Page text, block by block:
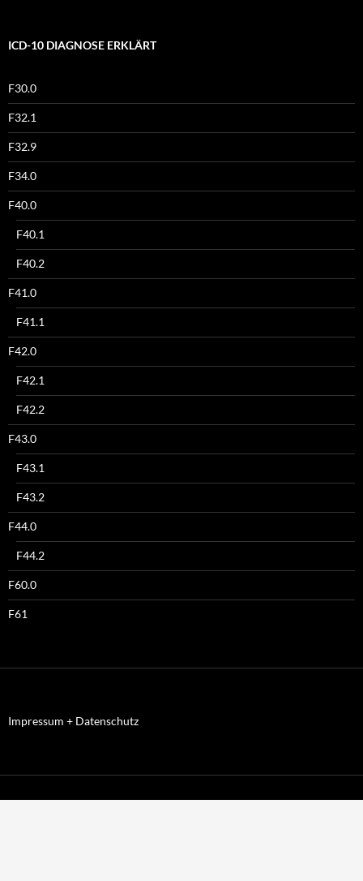
ICD-10 DIAGNOSE ERKLÄRT
F30.0
F32.1
F32.9
F34.0
F40.0
F40.1
F40.2
F41.0
F41.1
F42.0
F42.1
F42.2
F43.0
F43.1
F43.2
F44.0
F44.2
F60.0
F61
Impressum + Datenschutz